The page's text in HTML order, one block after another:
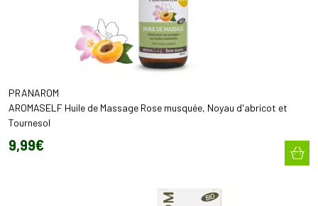
PRANAROM
AROMASELF Huile de Massage Rose musquée, Noyau d'abricot et
Tournesol
9,99€